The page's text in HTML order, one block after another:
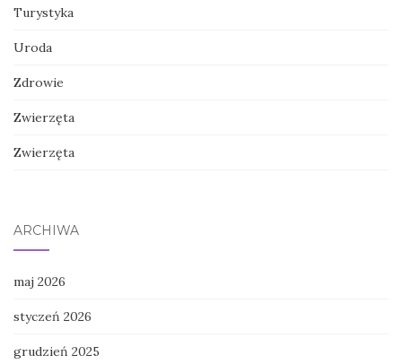
Turystyka
Uroda
Zdrowie
Zwierzęta
Zwierzęta
ARCHIWA
maj 2026
styczeń 2026
grudzień 2025